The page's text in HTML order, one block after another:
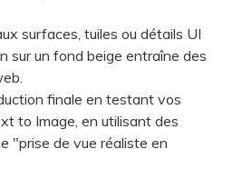
surfaces, tuiles ou détails UI
sur un fond beige entraîne des
finale en testant vos
to Image, en utilisant des
"prise de vue réaliste en